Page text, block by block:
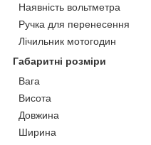
Наявність вольтметра
Ручка для перенесення
Лічильник мотогодин
Габаритні розміри
Вага
Висота
Довжина
Ширина